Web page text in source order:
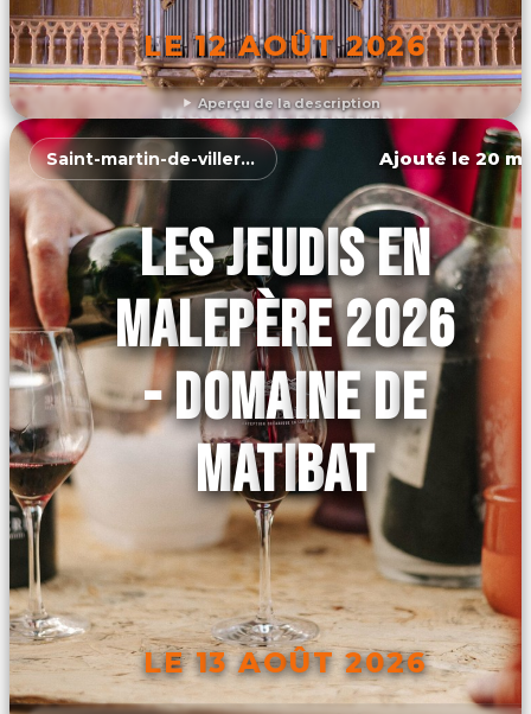
Aperçu de la description
LE 12 AOÛT 2026
DÉCOUVRIR L'ÉVÉNEMENT
Saint-martin-de-villereglan Ajouté le 20
LES JEUDIS EN
MALEPÈRE 2026
- DOMAINE DE
MATIBAT
LE 13 AOÛT 2026